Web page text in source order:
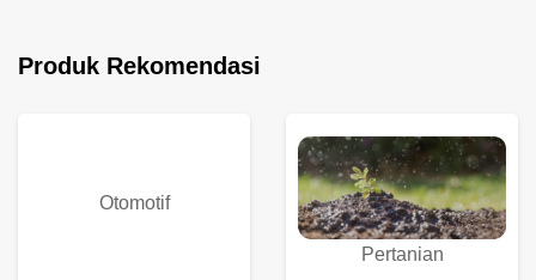
Produk Rekomendasi
Otomotif
Pertanian